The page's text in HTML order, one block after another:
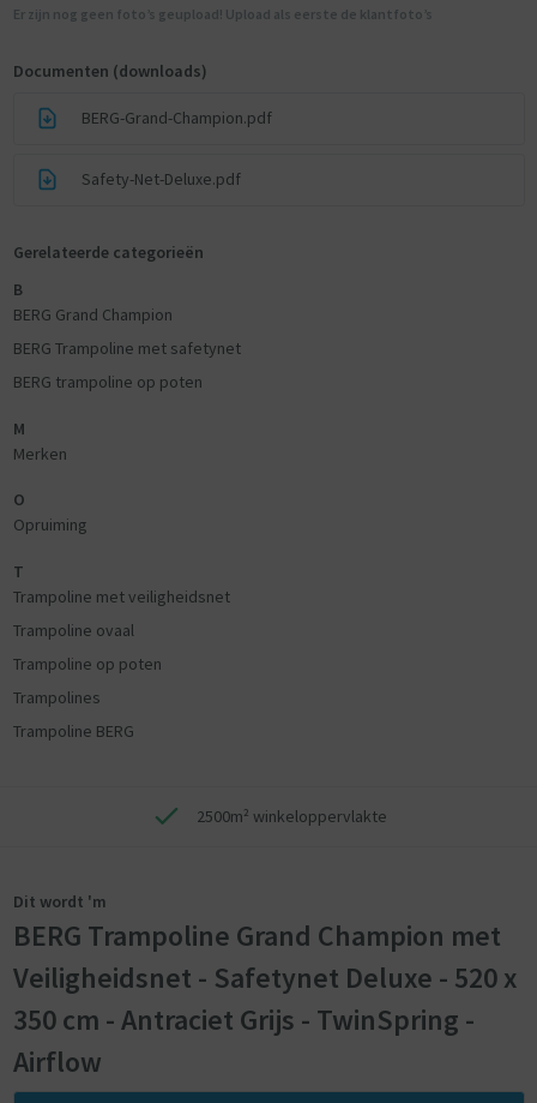
Er zijn nog geen foto’s geupload! Upload als eerste de klantfoto’s
Documenten (downloads)
BERG-Grand-Champion.pdf
Safety-Net-Deluxe.pdf
Gerelateerde categorieën
B
BERG Grand Champion
BERG Trampoline met safetynet
BERG trampoline op poten
M
Merken
O
Opruiming
T
Trampoline met veiligheidsnet
Trampoline ovaal
Trampoline op poten
Trampolines
Trampoline BERG
2500m² winkeloppervlakte
Dit wordt 'm
BERG Trampoline Grand Champion met
Veiligheidsnet - Safetynet Deluxe - 520 x
350 cm - Antraciet Grijs - TwinSpring -
Airflow